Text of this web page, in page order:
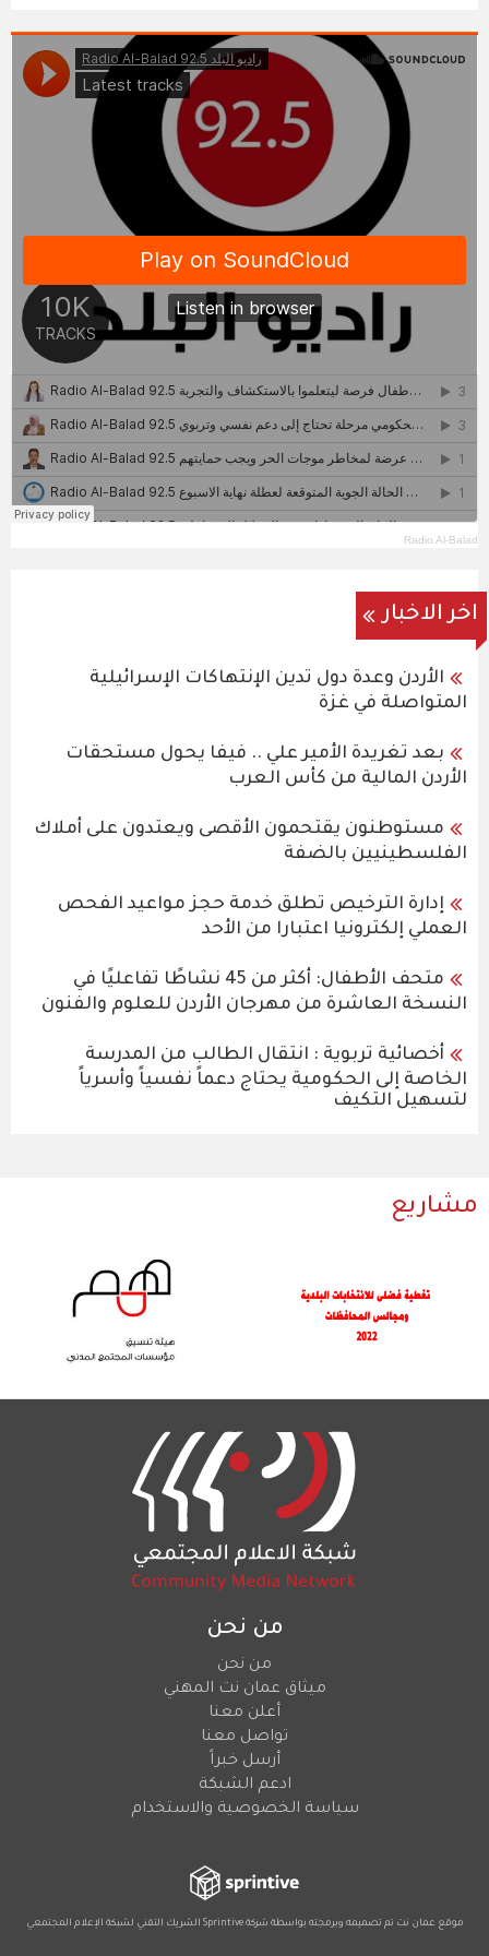
Radio Al-Balad
اخر الاخبار
الأردن وعدة دول تدين الإنتهاكات الإسرائيلية
المتواصلة في غزة
بعد تغريدة الأمير علي .. فيفا يحول مستحقات
الأردن المالية من كأس العرب
مستوطنون يقتحمون الأقصى ويعتدون على أملاك
الفلسطينيين بالضفة
إدارة الترخيص تطلق خدمة حجز مواعيد الفحص
العملي إلكترونيا اعتبارا من الأحد
متحف الأطفال: أكثر من 45 نشاطًا تفاعليًا في
النسخة العاشرة من مهرجان الأردن للعلوم والفنون
أخصائية تربوية : انتقال الطالب من المدرسة
الخاصة إلى الحكومية يحتاج دعماً نفسياً وأسرياً
لتسهيل التكيف
مشاريع
من نحن
من نحن
ميثاق عمان نت المهني
أعلن معنا
تواصل معنا
أرسل خبراً
ادعم الشبكة
سياسة الخصوصية والاستخدام
موقع عمان نت تم تصميمه وبرمجته بواسطة شركةSprintive الشريك التقني لشبكة الإعلام المجتمعي